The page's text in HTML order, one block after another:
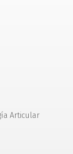
Articular